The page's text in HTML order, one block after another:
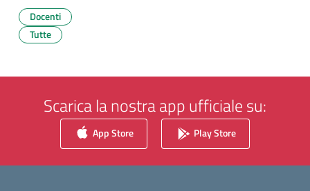
Docenti
Tutte
Scarica la nostra app ufficiale su:
App Store Play Store